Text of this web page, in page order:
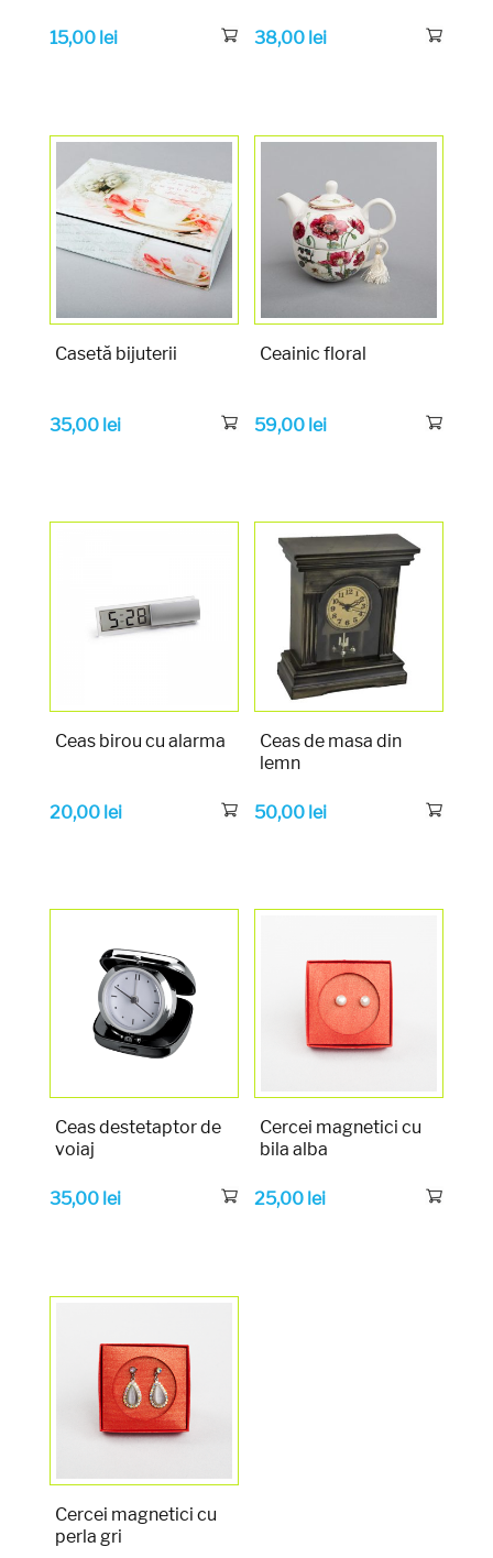
15,00 lei 38,00 lei
Casetă bijuterii
35,00 lei
Ceainic floral
59,00 lei
Ceas birou cu alarma
20,00 lei
Ceas de masa din
lemn
50,00 lei
Ceas destetaptor de
voiaj
35,00 lei
Cercei magnetici cu
bila alba
25,00 lei
Cercei magnetici cu
perla gri